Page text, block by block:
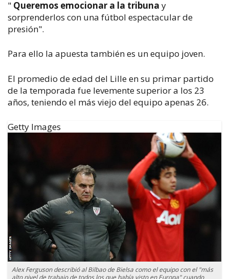
" Queremos emocionar a la tribuna y
sorprenderlos con una fútbol espectacular de
presión".
Para ello la apuesta también es un equipo joven.
El promedio de edad del Lille en su primar partido
de la temporada fue levemente superior a los 23
años, teniendo el más viejo del equipo apenas 26.
Getty Images
Alex Ferguson describió al Bilbao de Bielsa como el equipo con el "más